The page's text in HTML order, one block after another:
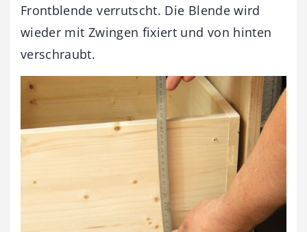
Frontblende verrutscht. Die Blende wird
wieder mit Zwingen fixiert und von hinten
verschraubt.